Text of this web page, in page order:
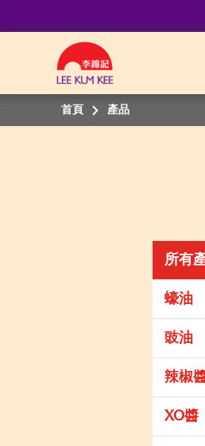
首頁 產品
所有
蠔油
豉油
辣椒
XO醬